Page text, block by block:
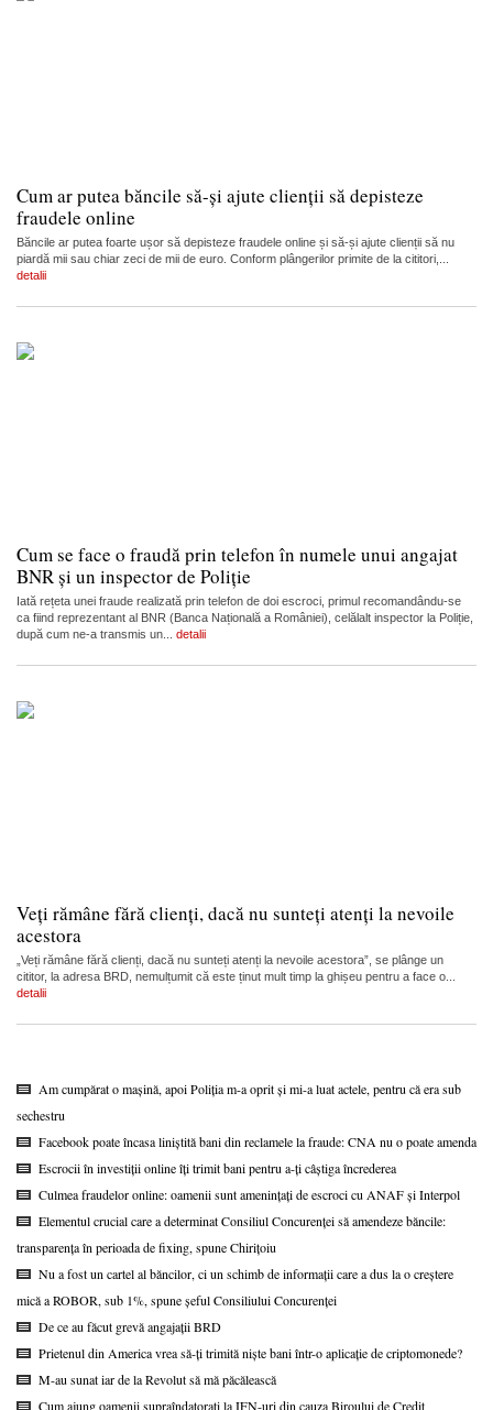
Cum ar putea băncile să-și ajute clienții să depisteze
fraudele online
Băncile ar putea foarte ușor să depisteze fraudele online și să-și ajute clienții să nu
piardă mii sau chiar zeci de mii de euro. Conform plângerilor primite de la cititori,...
detalii
Cum se face o fraudă prin telefon în numele unui angajat
BNR și un inspector de Poliție
Iată rețeta unei fraude realizată prin telefon de doi escroci, primul recomandându-se
ca fiind reprezentant al BNR (Banca Națională a României), celălalt inspector la Poliție,
după cum ne-a transmis un... detalii
Veți rămâne fără clienți, dacă nu sunteți atenți la nevoile
acestora
„Veți rămâne fără clienți, dacă nu sunteți atenți la nevoile acestora”, se plânge un
cititor, la adresa BRD, nemulțumit că este ținut mult timp la ghișeu pentru a face o...
detalii
Am cumpărat o mașină, apoi Poliția m-a oprit și mi-a luat actele, pentru că era sub
sechestru
Facebook poate încasa liniștită bani din reclamele la fraude: CNA nu o poate amenda
Escrocii în investiții online îți trimit bani pentru a-ți câștiga încrederea
Culmea fraudelor online: oamenii sunt amenințați de escroci cu ANAF și Interpol
Elementul crucial care a determinat Consiliul Concurenței să amendeze băncile:
transparența în perioada de fixing, spune Chirițoiu
Nu a fost un cartel al băncilor, ci un schimb de informații care a dus la o creștere
mică a ROBOR, sub 1%, spune șeful Consiliului Concurenței
De ce au făcut grevă angajații BRD
Prietenul din America vrea să-ți trimită niște bani într-o aplicație de criptomonede?
M-au sunat iar de la Revolut să mă păcălească
Cum ajung oamenii supraîndatorați la IFN-uri din cauza Biroului de Credit